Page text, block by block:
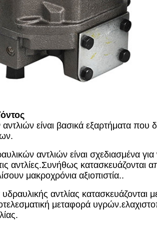
είναι βασικά εξαρτήματα που
αντλιών είναι σχεδιασμένα
αντλίες.Συνήθως κατασκευάζονται
μακροχρόνια αξιοπιστία..
αντλίας κατασκευάζονται
μεταφορά